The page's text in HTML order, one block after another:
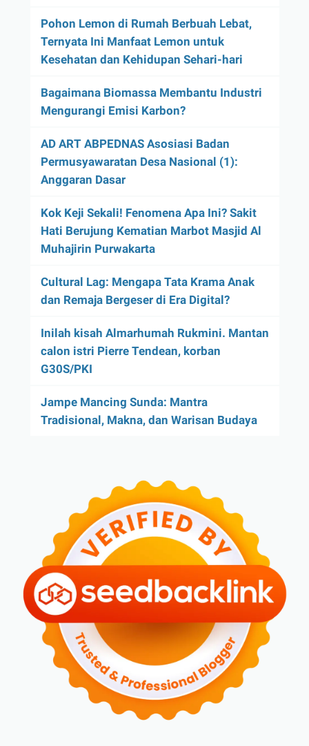
Pohon Lemon di Rumah Berbuah Lebat,
Ternyata Ini Manfaat Lemon untuk
Kesehatan dan Kehidupan Sehari-hari
Bagaimana Biomassa Membantu Industri
Mengurangi Emisi Karbon?
AD ART ABPEDNAS Asosiasi Badan
Permusyawaratan Desa Nasional (1):
Anggaran Dasar
Kok Keji Sekali! Fenomena Apa Ini? Sakit
Hati Berujung Kematian Marbot Masjid Al
Muhajirin Purwakarta
Cultural Lag: Mengapa Tata Krama Anak
dan Remaja Bergeser di Era Digital?
Inilah kisah Almarhumah Rukmini. Mantan
calon istri Pierre Tendean, korban
G30S/PKI
Jampe Mancing Sunda: Mantra
Tradisional, Makna, dan Warisan Budaya